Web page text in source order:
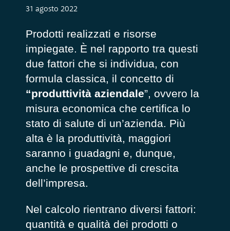
31 agosto 2022
Prodotti realizzati e risorse
impiegate. È nel rapporto tra questi
due fattori che si individua, con
formula classica, il concetto di
“produttività aziendale”, ovvero la
misura economica che certifica lo
stato di salute di un’azienda. Più
alta è la produttività, maggiori
saranno i guadagni e, dunque,
anche le prospettive di crescita
dell’impresa.
Nel calcolo rientrano diversi fattori:
quantità e qualità dei prodotti o